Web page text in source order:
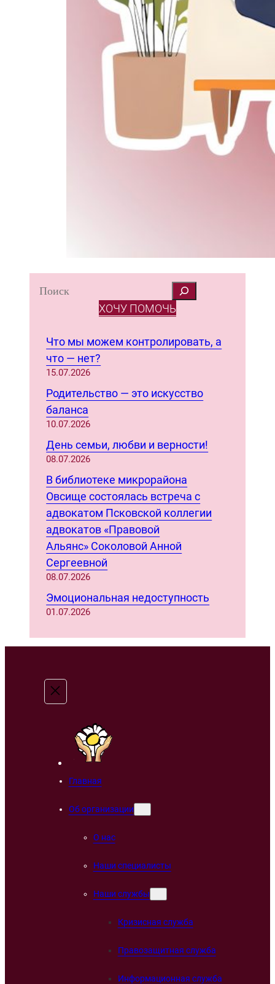
S
ХОЧУ ПОМОЧЬ
Что мы можем контролировать, а
что — нет?
15.07.2026
Родительство — это искусство
баланса
10.07.2026
День семьи, любви и верности!
08.07.2026
В библиотеке микрорайона
Овсище состоялась встреча с
адвокатом Псковской коллегии
адвокатов «Правовой
Альянс» Соколовой Анной
Сергеевной
08.07.2026
Эмоциональная недоступность
01.07.2026
Главная
Об организации
О нас
Наши специалисты
Наши службы
Кризисная служба
Правозащитная служба
Информационная служба